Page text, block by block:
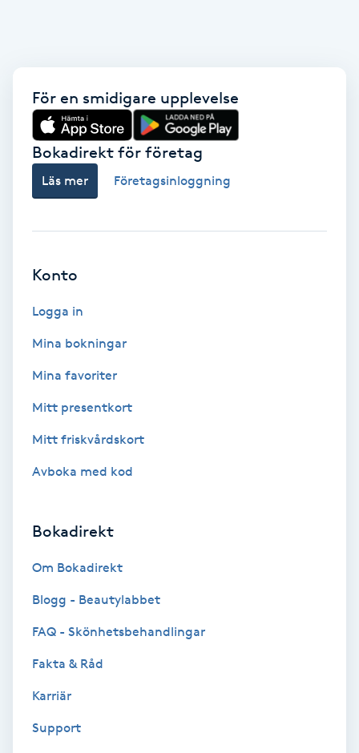
Gel naglar
Gelenaglar
Gravidyoga
Gruppträning
Headspa
Herrklippning
HIFU
För en smidigare upplevelse
Bokadirekt för företag
Läs mer Företagsinloggning
Konto
Logga in
Mina bokningar
Mina favoriter
Mitt presentkort
Mitt friskvårdskort
Avboka med kod
Bokadirekt
Om Bokadirekt
Blogg - Beautylabbet
FAQ - Skönhetsbehandlingar
Fakta & Råd
Karriär
Support